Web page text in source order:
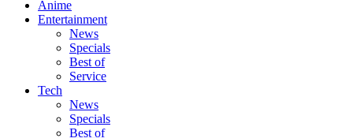
Anime
Entertainment
News
Specials
Best of
Service
Tech
News
Specials
Best of